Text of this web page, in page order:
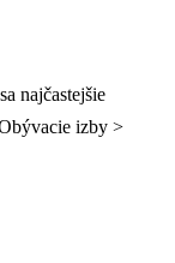
najčastejšie
izby >